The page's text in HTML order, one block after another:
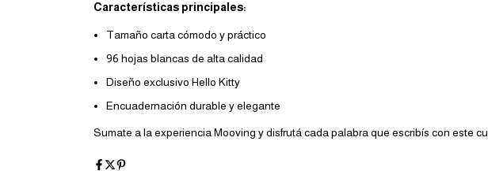
Características principales:
Tamaño carta cómodo y práctico
96 hojas blancas de alta calidad
Diseño exclusivo Hello Kitty
Encuadernación durable y elegante
Sumate a la experiencia Mooving y disfrutá cada palabra que escribís con este